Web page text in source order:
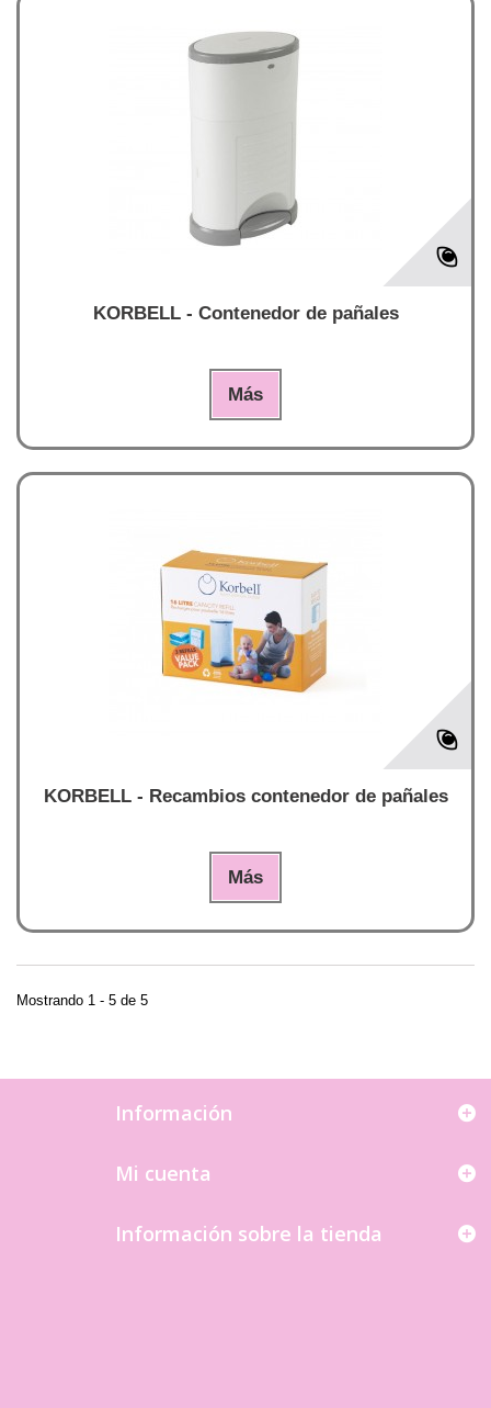
KORBELL - Contenedor de pañales
Más
KORBELL - Recambios contenedor de pañales
Más
Mostrando 1 - 5 de 5
Información
Mi cuenta
Información sobre la tienda